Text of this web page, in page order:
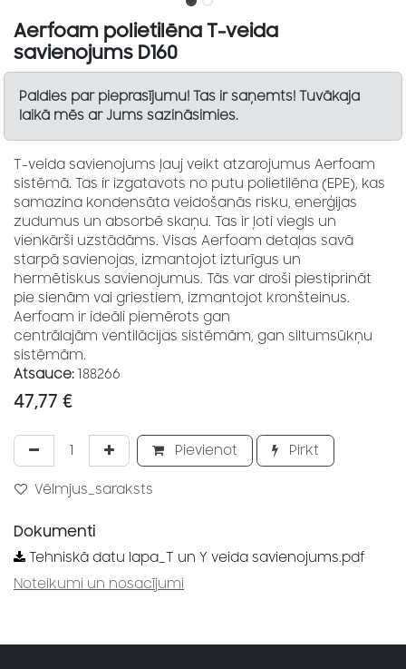
Aerfoam polietilēna T-veida
savienojums D160
Paldies par pieprasījumu! Tas ir saņemts! Tuvākaja
laikā mēs ar Jums sazināsimies.
T-veida savienojums ļauj veikt atzarojumus Aerfoam
sistēmā. Tas ir izgatavots no putu polietilēna (EPE), kas
samazina kondensāta veidošanās risku, enerģijas
zudumus un absorbē skaņu. Tas ir ļoti viegls un
vienkārši uzstādāms. Visas Aerfoam detaļas savā
starpā savienojas, izmantojot izturīgus un
hermētiskus savienojumus. Tās var droši piestiprināt
pie sienām vai griestiem, izmantojot kronšteinus.
Aerfoam ir ideāli piemērots gan
centrālajām ventilācijas sistēmām, gan siltumsūkņu
sistēmām.
Atsauce: 188266
47,77 €
Pievienot Pirkt
Vēlmjus_saraksts
Dokumenti
Tehniskā datu lapa_T un Y veida savienojums.pdf
Noteikumi un nosacījumi